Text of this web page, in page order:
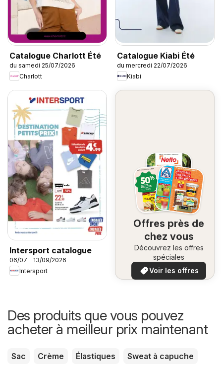
Catalogue Charlott Été
du samedi 25/07/2026
Charlott
Catalogue Kiabi Été
du mercredi 22/07/2026
Kiabi
Intersport catalogue
06/07 - 13/09/2026
Intersport
Offres près de
chez vous
Découvrez les offres
spéciales
Voir les offres
Des produits que vous pouvez
acheter à meilleur prix maintenant
Sac Crème Élastiques Sweat à capuche